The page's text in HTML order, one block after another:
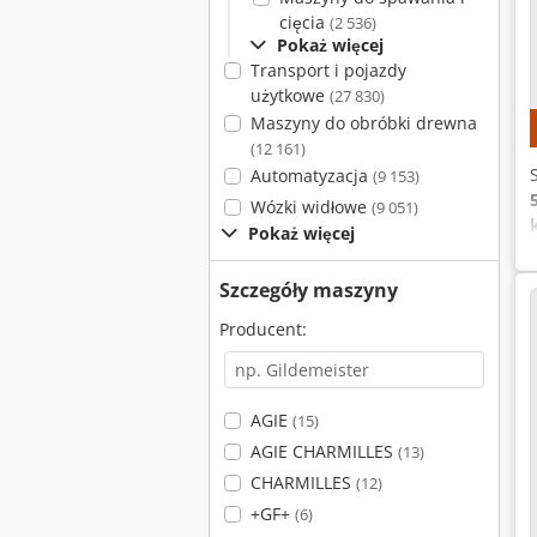
cięcia (2 536)
Pokaż więcej
Transport i pojazdy
użytkowe (27 830)
Maszyny do obróbki drewna
(12 161)
Automatyzacja (9 153)
Wózki widłowe (9 051)
Pokaż więcej
Szczegóły maszyny
Producent:
AGIE (15)
AGIE CHARMILLES (13)
CHARMILLES (12)
+GF+ (6)